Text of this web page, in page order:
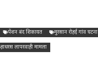
पेंशन बंद शिकायत मुरसान रोहई गांव घटना
हाथरस लापरवाही मामला